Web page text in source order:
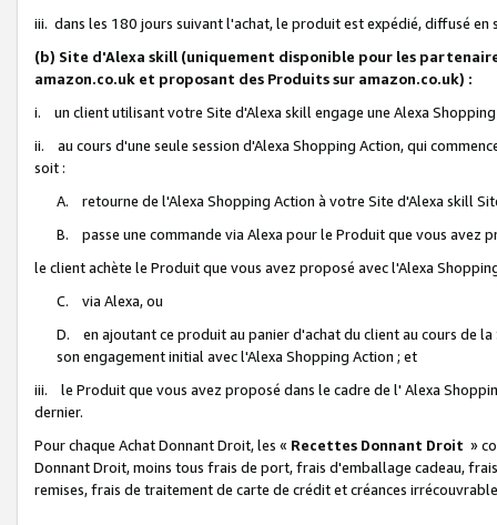
iii. dans les 180 jours suivant l'achat, le produit est expédié, diffusé
(b) Site d'Alexa skill (uniquement disponible pour les
amazon.co.uk et proposant des Produits sur amazon.co.uk) :
i. un client utilisant votre Site d'Alexa skill engage une Alexa
ii. au cours d'une seule session d'Alexa Shopping Action, qui
soit :
A. retourne de l'Alexa Shopping Action à votre Site d'Alexa skill
B. passe une commande via Alexa pour le Produit que vous avez
le client achète le Produit que vous avez proposé avec l'Alexa
C. via Alexa, ou
D. en ajoutant ce produit au panier d'achat du client au cours de
son engagement initial avec l'Alexa Shopping Action ; et
iii. le Produit que vous avez proposé dans le cadre de l' Alexa
dernier.
Pour chaque Achat Donnant Droit, les « Recettes Donnant Droit »
Donnant Droit, moins tous frais de port, frais d'emballage cadeau,
remises, frais de traitement de carte de crédit et créances